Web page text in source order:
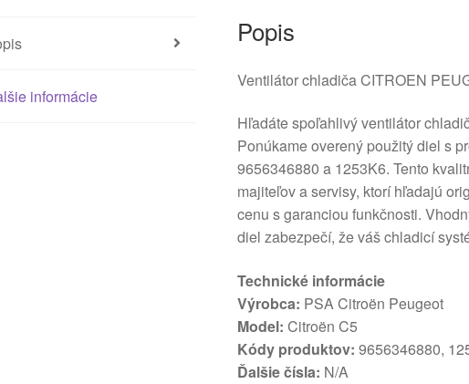
informácie
Popis
Ventilátor chladiča CITROEN
Hľadáte spoľahlivý ventilátor
Ponúkame overený použitý diel s
9656346880 a 1253K6. Tento
majiteľov a servisy, ktorí hľadajú
cenu s garanciou funkčnosti.
diel zabezpečí, že váš chladicí
Technické informácie
Výrobca: PSA Citroën Peugeot
Model: Citroën C5
Kódy produktov: 9656346880,
Ďalšie čísla: N/A